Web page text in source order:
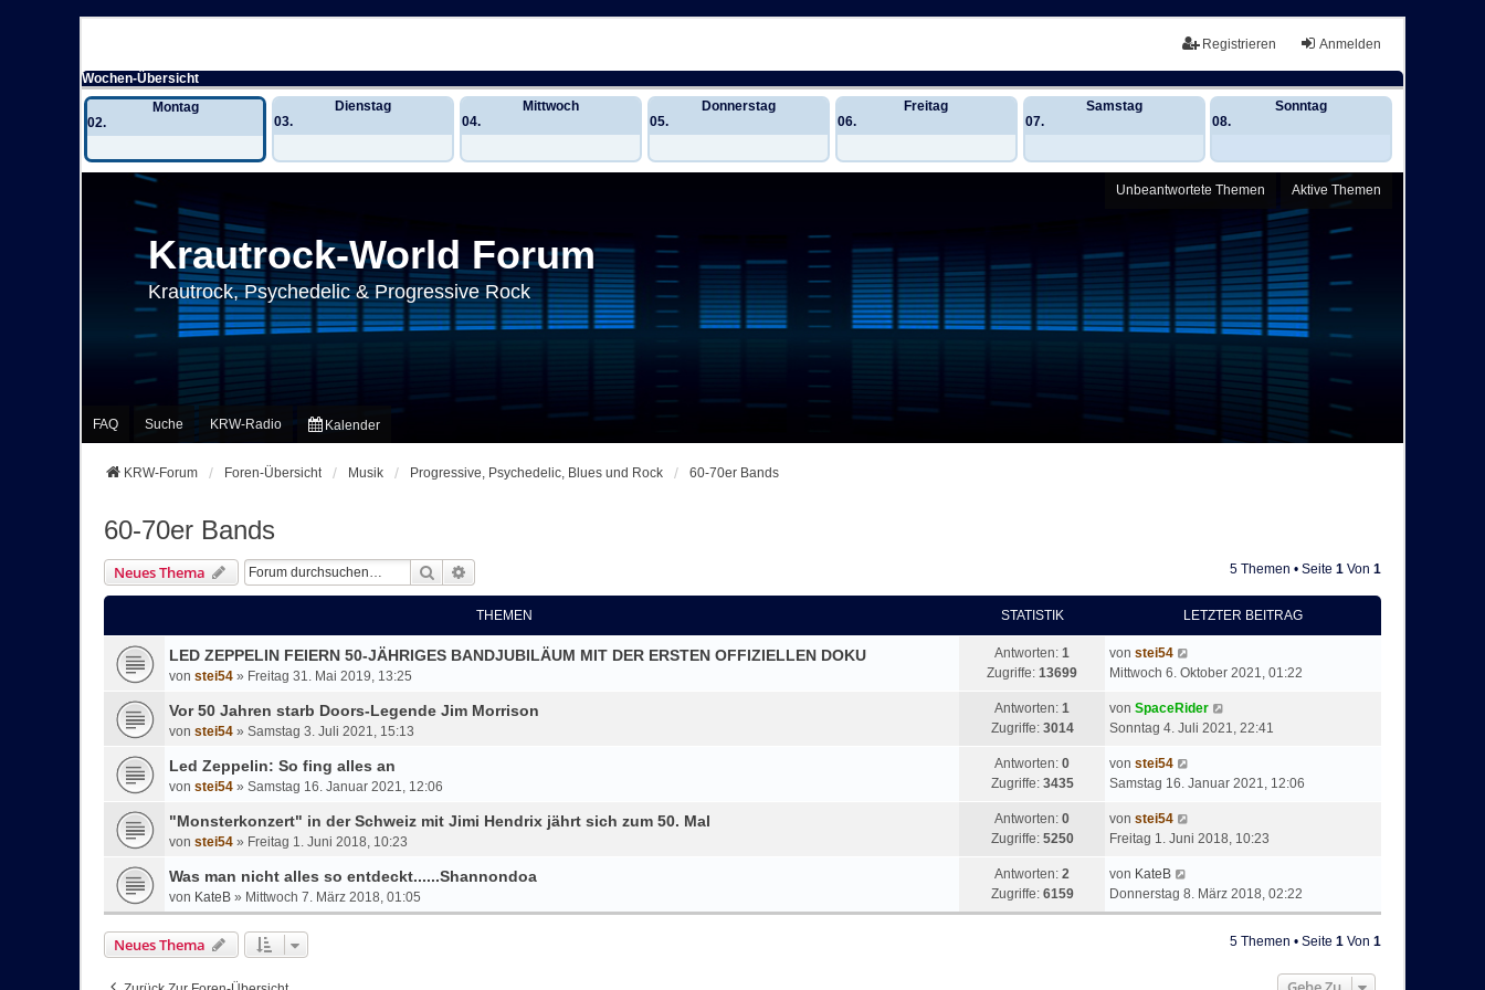
Anmelden
Registrieren
Wochen-Übersicht
Montag
02.
Dienstag
03.
Mittwoch
04.
Donnerstag
05.
Freitag
06.
Samstag
07.
Sonntag
08.
Unbeantwortete Themen Aktive Themen
Krautrock-World Forum
Krautrock, Psychedelic & Progressive Rock
FAQ Suche KRW-Radio Kalender
KRW-Forum Foren-Übersicht Musik Progressive, Psychedelic, Blues und Rock 60-70er Bands
60-70er Bands
Neues Thema Suche 5 Themen • Seite 1 Von 1
THEMEN STATISTIK LETZTER BEITRAG
LED ZEPPELIN FEIERN 50-JÄHRIGES BANDJUBILÄUM MIT DER ERSTEN OFFIZIELLEN DOKU
von stei54 » Freitag 31. Mai 2019, 13:25
Antworten: 1
Zugriffe: 13699
von stei54
Mittwoch 6. Oktober 2021, 01:22
Vor 50 Jahren starb Doors-Legende Jim Morrison
von stei54 » Samstag 3. Juli 2021, 15:13
Antworten: 1
Zugriffe: 3014
von SpaceRider
Sonntag 4. Juli 2021, 22:41
Led Zeppelin: So fing alles an
von stei54 » Samstag 16. Januar 2021, 12:06
Antworten: 0
Zugriffe: 3435
von stei54
Samstag 16. Januar 2021, 12:06
"Monsterkonzert" in der Schweiz mit Jimi Hendrix jährt sich zum 50. Mal
von stei54 » Freitag 1. Juni 2018, 10:23
Antworten: 0
Zugriffe: 5250
von stei54
Freitag 1. Juni 2018, 10:23
Was man nicht alles so entdeckt......Shannondoa
von KateB » Mittwoch 7. März 2018, 01:05
Antworten: 2
Zugriffe: 6159
von KateB
Donnerstag 8. März 2018, 02:22
Neues Thema 5 Themen • Seite 1 Von 1